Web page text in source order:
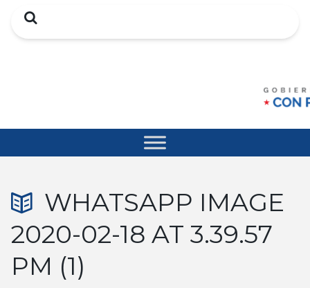
Search
WHATSAPP IMAGE
2020-02-18 AT 3.39.57
PM (1)